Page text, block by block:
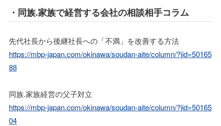
・同族.家族で経営する会社の相談相手コラム
先代社長から後継社長への「不満」を改善する方法
https://mbp-japan.com/okinawa/soudan-aite/column/?jid=50165
88
同族.家族経営の父子対立
https://mbp-japan.com/okinawa/soudan-aite/column/?jid=50165
04